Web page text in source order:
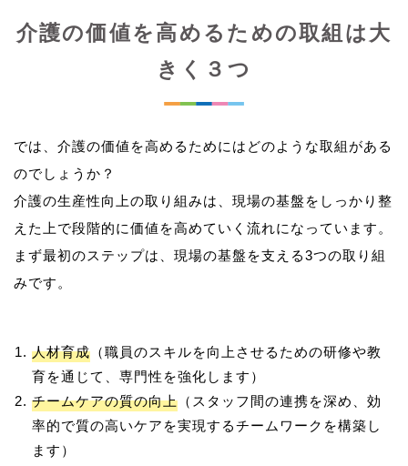
介護の価値を高めるための取組は大
きく３つ
では、介護の価値を高めるためにはどのような取組がある
のでしょうか？
介護の生産性向上の取り組みは、現場の基盤をしっかり整
えた上で段階的に価値を高めていく流れになっています。
まず最初のステップは、現場の基盤を支える3つの取り組
人材育成 （職員のスキルを向上させるための研修や教
育を通じて、専門性を強化します）
チームケアの質の向上 （スタッフ間の連携を深め、効
率的で質の高いケアを実現するチームワークを構築し
ます）